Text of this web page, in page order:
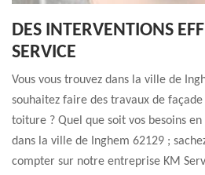
DES INTERVENTIONS
SERVICE
Vous vous trouvez dans la ville de
souhaitez faire des travaux de
toiture ? Quel que soit vos besoins
dans la ville de Inghem 62129 ;
compter sur notre entreprise KM